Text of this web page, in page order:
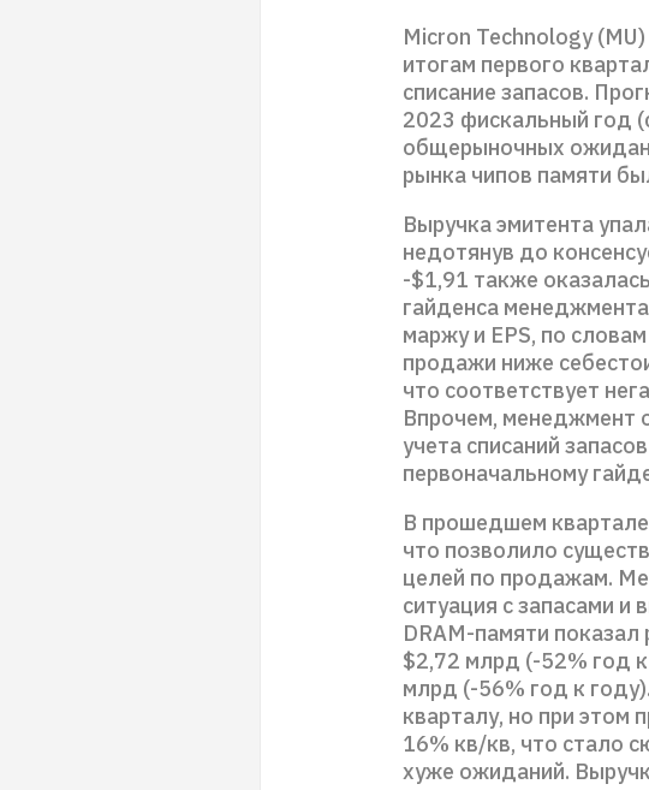
Micron Technology
итогам первого
списание запасов.
2023 фискальный год
общерыночных
рынка чипов памяти
Выручка эмитента
недотянув до
-$1,91 также
гайденса
маржу и EPS, по
продажи ниже
что соответствует
Впрочем, менеджмент
учета списаний
первоначальному
В прошедшем
что позволило
целей по продажам.
ситуация с запасами и
DRAM-памяти
$2,72 млрд (-52% год
млрд (-56% год к
кварталу, но при этом
16% кв/кв, что стало
хуже ожиданий.